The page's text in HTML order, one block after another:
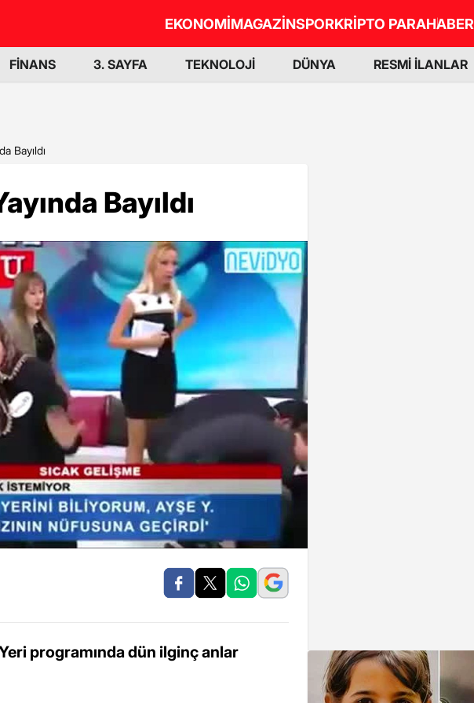
EKONOMİMAGAZİNSPORKRİPTO PARAHABER
FİNANS 3. SAYFA TEKNOLOJİ DÜNYA RESMİ İLANLAR
Bayıldı
Bayıldı
programında dün ilginç anlar